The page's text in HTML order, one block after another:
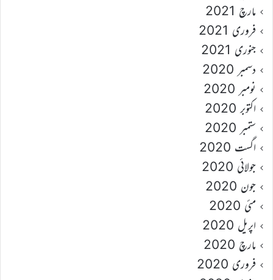
مارچ 2021
فروری 2021
جنوری 2021
دسمبر 2020
نومبر 2020
اکتوبر 2020
ستمبر 2020
اگست 2020
جولائی 2020
جون 2020
مئی 2020
اپریل 2020
مارچ 2020
فروری 2020